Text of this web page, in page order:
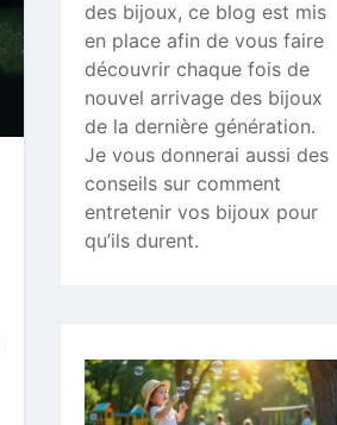
des bijoux, ce blog est mis
en place afin de vous faire
découvrir chaque fois de
nouvel arrivage des bijoux
de la dernière génération.
Je vous donnerai aussi des
conseils sur comment
entretenir vos bijoux pour
qu’ils durent.